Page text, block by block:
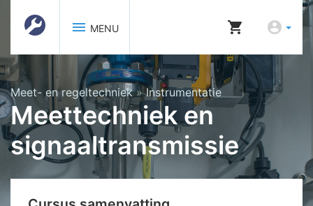
menu MENU shopping_cart account_circle
Meet- en regeltechniek »Instrumentatie
Meettechniek en
signaaltransmissie